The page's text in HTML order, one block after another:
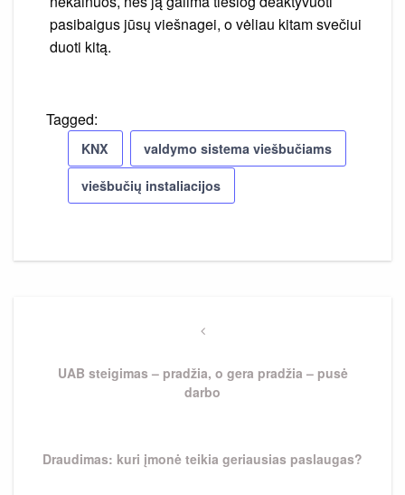
pasibaigus jūsų viešnagei, o vėliau kitam svečiui
duoti kitą.
Tagged:
KNX valdymo sistema viešbučiams
viešbučių instaliacijos
Previous
UAB steigimas – pradžia, o gera pradžia – pusė
darbo
Next
Draudimas: kuri įmonė teikia geriausias paslaugas?